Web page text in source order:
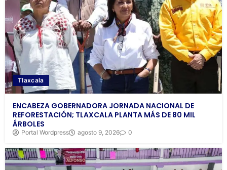
Tlaxcala
ENCABEZA GOBERNADORA JORNADA NACIONAL DE
REFORESTACIÓN; TLAXCALA PLANTA MÁS DE 80 MIL
ÁRBOLES
Portal Wordpress agosto 9, 2026 0